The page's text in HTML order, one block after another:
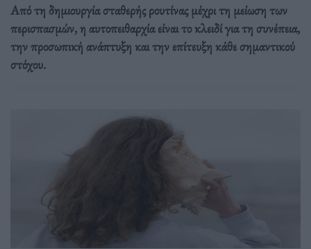
Από τη δημιουργία σταθερής ρουτίνας μέχρι τη μείωση των
περισπασμών, η αυτοπειθαρχία είναι το κλειδί για τη συνέπεια,
την προσωπική ανάπτυξη και την επίτευξη κάθε σημαντικού
στόχου.